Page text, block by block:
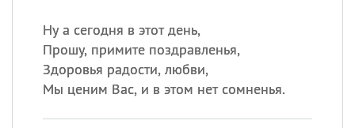
Ну а сегодня в этот день,
Прошу, примите поздравленья,
Здоровья радости, любви,
Мы ценим Вас, и в этом нет сомненья.
Александр
Анна
Посмотреть значениеи